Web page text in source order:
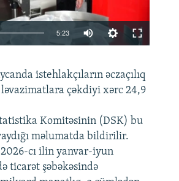
240p 360p 480p
720p 1080p
5:23
360p
480p
720p
1080p
istehlakçıların əczaçılıq
çəkdiyi xərc 24,9
Komitəsinin (DSK) bu
məlumatda bildirilir.
cı ilin yanvar-iyun
ticarət şəbəkəsində